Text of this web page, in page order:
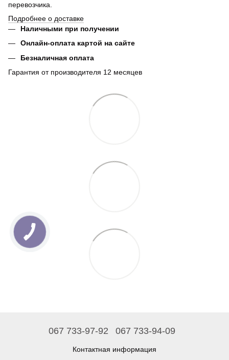
перевозчика.
Подробнее о доставке
Наличными при получении
Онлайн-оплата картой на сайте
Безналичная оплата
Гарантия от производителя 12 месяцев
067 733-97-92 067 733-94-09
Контактная информация